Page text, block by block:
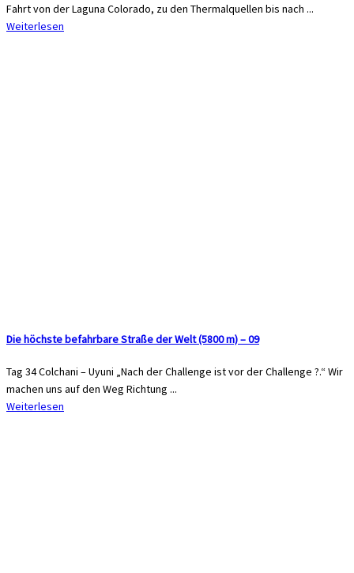
Fahrt von der Laguna Colorado, zu den Thermalquellen bis nach ...
Weiterlesen
Die höchste befahrbare Straße der Welt (5800 m) – 09
Tag 34 Colchani – Uyuni „Nach der Challenge ist vor der Challenge ?.“ Wir
machen uns auf den Weg Richtung ...
Weiterlesen